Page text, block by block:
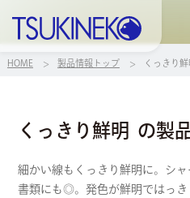
ご案内
HOME 製品情報トップ くっきり
くっきり鮮明 の製
細かい線もくっきり鮮明に。シ
書類にも◎。発色が鮮明ではっき